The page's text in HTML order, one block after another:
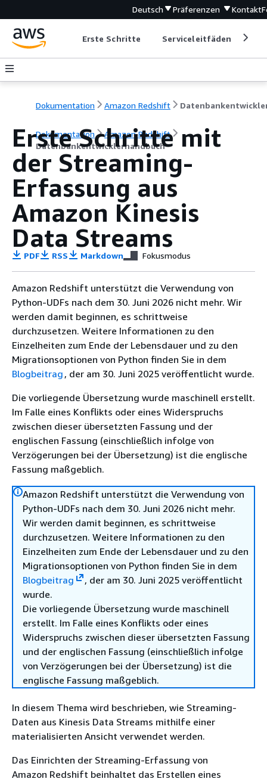
Deutsch Präferenzen Kontakt
Erste Schritte Serviceleitfäden
Dokumentation Amazon Redshift
Dokumentation
Amazon Redshift
Datenbankentwicklerhandbuch
Erste Schritte mit
der Streaming-
Erfassung aus
Amazon Kinesis
Data Streams
PDF RSS Markdown Fokusmodus
Amazon Redshift unterstützt die Verwendung von
Python-UDFs nach dem 30. Juni 2026 nicht mehr. Wir
werden damit beginnen, es schrittweise
durchzusetzen. Weitere Informationen zu den
Einzelheiten zum Ende der Lebensdauer und zu den
Migrationsoptionen von Python finden Sie in dem
Blogbeitrag , der am 30. Juni 2025 veröffentlicht wurde.
Die vorliegende Übersetzung wurde maschinell erstellt.
Im Falle eines Konflikts oder eines Widerspruchs
zwischen dieser übersetzten Fassung und der
englischen Fassung (einschließlich infolge von
Verzögerungen bei der Übersetzung) ist die englische
Fassung maßgeblich.
Amazon Redshift unterstützt die Verwendung von
Python-UDFs nach dem 30. Juni 2026 nicht mehr.
Wir werden damit beginnen, es schrittweise
durchzusetzen. Weitere Informationen zu den
Einzelheiten zum Ende der Lebensdauer und zu den
Migrationsoptionen von Python finden Sie in dem
Blogbeitrag
, der am 30. Juni 2025 veröffentlicht
wurde.
Die vorliegende Übersetzung wurde maschinell
erstellt. Im Falle eines Konflikts oder eines
Widerspruchs zwischen dieser übersetzten Fassung
und der englischen Fassung (einschließlich infolge
von Verzögerungen bei der Übersetzung) ist die
englische Fassung maßgeblich.
In diesem Thema wird beschrieben, wie Streaming-
Daten aus Kinesis Data Streams mithilfe einer
materialisierten Ansicht verwendet werden.
Das Einrichten der Streaming-Erfassung von
Amazon Redshift beinhaltet das Erstellen eines